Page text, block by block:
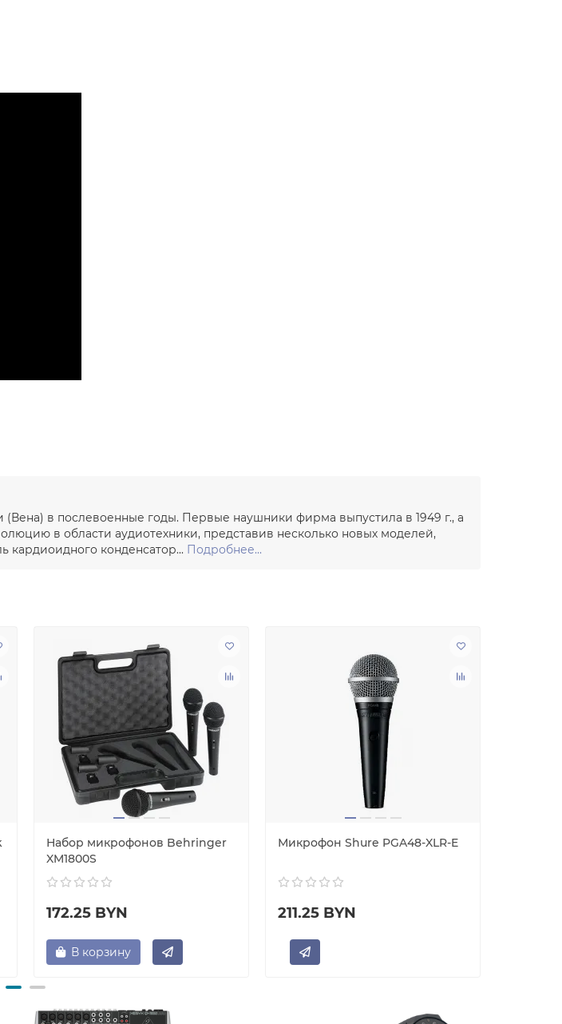
в послевоенные годы. Первые наушники фирма выпустила в 1949 г., а
в области аудиотехники, представив несколько новых моделей,
конденсатор... Подробнее...
Набор микрофонов Behringer
XM1800S
172.25 BYN
В корзину
Микрофон Shure PGA48-XLR-E
211.25 BYN